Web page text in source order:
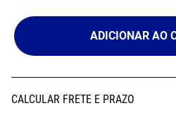
ADICIONAR AO